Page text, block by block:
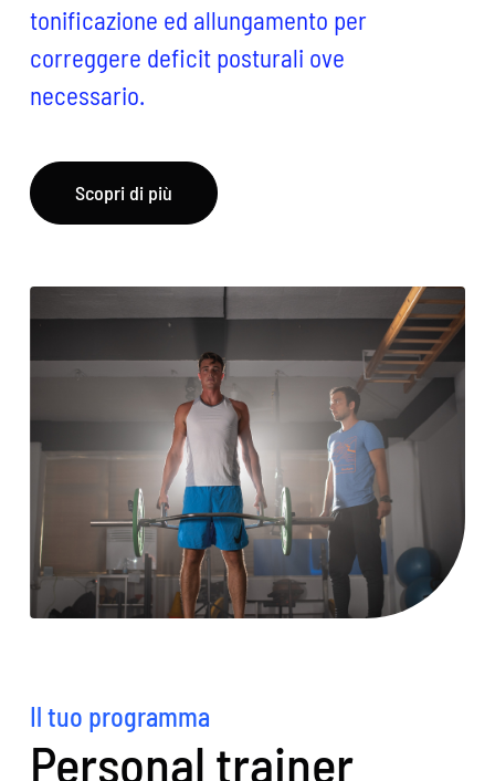
tonificazione ed allungamento per
correggere deficit posturali ove
necessario.
Scopri di più
Il tuo programma
Personal trainer